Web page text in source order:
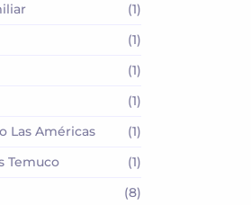
(1)
(1)
(1)
(1)
Las Américas
(1)
Temuco
(1)
(8)